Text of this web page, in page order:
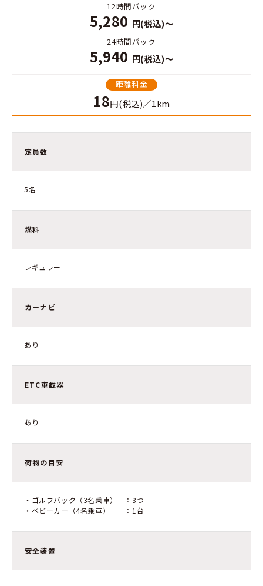
12時間パック
5,280 円(税込)～
24時間パック
5,940 円(税込)～
距離料金
18円(税込)／1km
定員数
5名
燃料
レギュラー
カーナビ
あり
ETC車載器
あり
荷物の目安
・ゴルフバック（3名乗車） ：3つ
・ベビーカー（4名乗車） ：1台
安全装置